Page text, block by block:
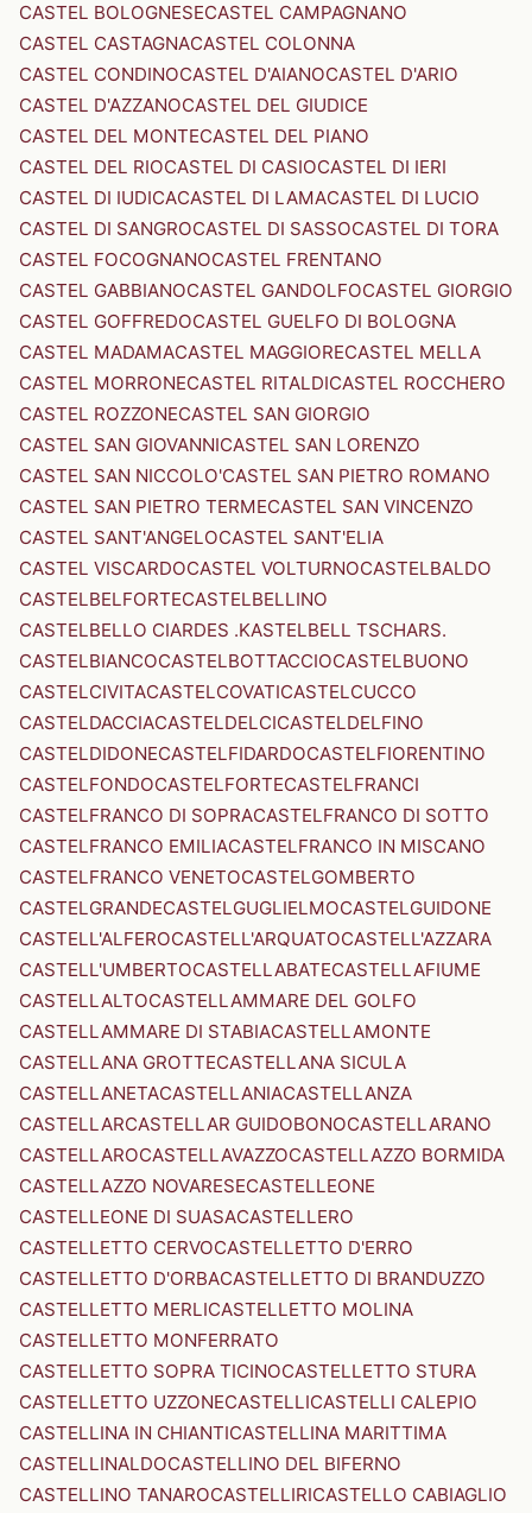
CASTEL BOLOGNESECASTEL CAMPAGNANO
CASTEL CASTAGNACASTEL COLONNA
CASTEL CONDINOCASTEL D'AIANOCASTEL D'ARIO
CASTEL D'AZZANOCASTEL DEL GIUDICE
CASTEL DEL MONTECASTEL DEL PIANO
CASTEL DEL RIOCASTEL DI CASIOCASTEL DI IERI
CASTEL DI IUDICACASTEL DI LAMACASTEL DI LUCIO
CASTEL DI SANGROCASTEL DI SASSOCASTEL DI TORA
CASTEL FOCOGNANOCASTEL FRENTANO
CASTEL GABBIANOCASTEL GANDOLFOCASTEL GIORGIO
CASTEL GOFFREDOCASTEL GUELFO DI BOLOGNA
CASTEL MADAMACASTEL MAGGIORECASTEL MELLA
CASTEL MORRONECASTEL RITALDICASTEL ROCCHERO
CASTEL ROZZONECASTEL SAN GIORGIO
CASTEL SAN GIOVANNICASTEL SAN LORENZO
CASTEL SAN NICCOLO'CASTEL SAN PIETRO ROMANO
CASTEL SAN PIETRO TERMECASTEL SAN VINCENZO
CASTEL SANT'ANGELOCASTEL SANT'ELIA
CASTEL VISCARDOCASTEL VOLTURNOCASTELBALDO
CASTELBELFORTECASTELBELLINO
CASTELBELLO CIARDES .KASTELBELL TSCHARS.
CASTELBIANCOCASTELBOTTACCIOCASTELBUONO
CASTELCIVITACASTELCOVATICASTELCUCCO
CASTELDACCIACASTELDELCICASTELDELFINO
CASTELDIDONECASTELFIDARDOCASTELFIORENTINO
CASTELFONDOCASTELFORTECASTELFRANCI
CASTELFRANCO DI SOPRACASTELFRANCO DI SOTTO
CASTELFRANCO EMILIACASTELFRANCO IN MISCANO
CASTELFRANCO VENETOCASTELGOMBERTO
CASTELGRANDECASTELGUGLIELMOCASTELGUIDONE
CASTELL'ALFEROCASTELL'ARQUATOCASTELL'AZZARA
CASTELL'UMBERTOCASTELLABATECASTELLAFIUME
CASTELLALTOCASTELLAMMARE DEL GOLFO
CASTELLAMMARE DI STABIACASTELLAMONTE
CASTELLANA GROTTECASTELLANA SICULA
CASTELLANETACASTELLANIACASTELLANZA
CASTELLARCASTELLAR GUIDOBONOCASTELLARANO
CASTELLAROCASTELLAVAZZOCASTELLAZZO BORMIDA
CASTELLAZZO NOVARESECASTELLEONE
CASTELLEONE DI SUASACASTELLERO
CASTELLETTO CERVOCASTELLETTO D'ERRO
CASTELLETTO D'ORBACASTELLETTO DI BRANDUZZO
CASTELLETTO MERLICASTELLETTO MOLINA
CASTELLETTO MONFERRATO
CASTELLETTO SOPRA TICINOCASTELLETTO STURA
CASTELLETTO UZZONECASTELLICASTELLI CALEPIO
CASTELLINA IN CHIANTICASTELLINA MARITTIMA
CASTELLINALDOCASTELLINO DEL BIFERNO
CASTELLINO TANAROCASTELLIRICASTELLO CABIAGLIO